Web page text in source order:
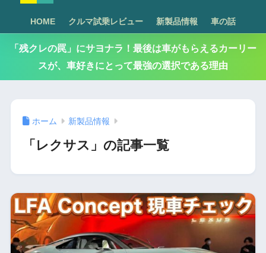
HOME クルマ試乗レビュー 新製品情報 車の話
「残クレの罠」にサヨナラ！最後は車がもらえるカーリー
スが、車好きにとって最強の選択である理由
ホーム 新製品情報
「レクサス」の記事一覧